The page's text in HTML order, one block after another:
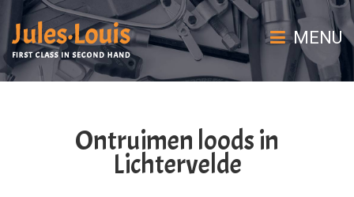
MENU
Ontruimen loods in
Lichtervelde